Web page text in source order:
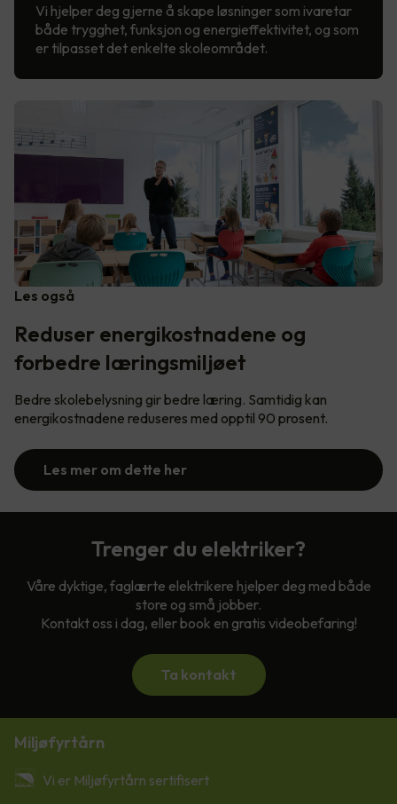
Vi hjelper deg gjerne å skape løsninger som ivaretar
både trygghet, funksjon og energieffektivitet, og som
er tilpasset det enkelte skoleområdet.
Les også
Reduser energikostnadene og
forbedre læringsmiljøet
Bedre skolebelysning gir bedre læring. Samtidig kan
energikostnadene reduseres med opptil 90 prosent.
Les mer om dette her
Trenger du elektriker?
Våre dyktige, faglærte elektrikere hjelper deg med både
store og små jobber.
Kontakt oss i dag, eller book en gratis videobefaring!
Ta kontakt
Miljøfyrtårn
Vi er Miljøfyrtårn sertifisert